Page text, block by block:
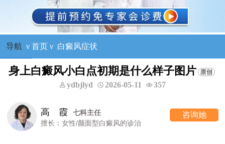
导航 ν 首页ν 白癜风症状
身上白癜风小白点初期是什么样子图片
ydbjlyd 2026-05-11 357
高 霞
七科主任
擅长：女性/颜面型白癜风的诊治
咨询她